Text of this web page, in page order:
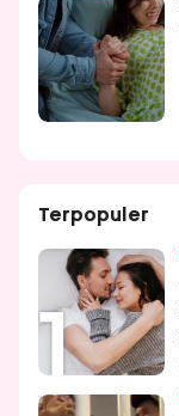
Terpopuler